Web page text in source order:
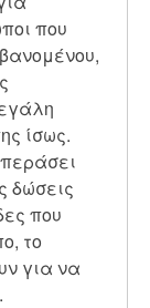
που
ίσως.
δώσεις
που
το
για να